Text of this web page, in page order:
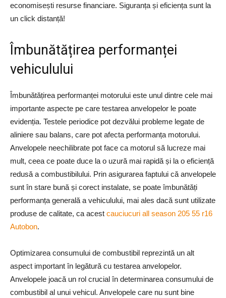
economisești resurse financiare. Siguranța și eficiența sunt la
un click distanță!
Îmbunătățirea performanței
vehiculului
Îmbunătățirea performanței motorului este unul dintre cele mai
importante aspecte pe care testarea anvelopelor le poate
evidenția. Testele periodice pot dezvălui probleme legate de
aliniere sau balans, care pot afecta performanța motorului.
Anvelopele neechilibrate pot face ca motorul să lucreze mai
mult, ceea ce poate duce la o uzură mai rapidă și la o eficiență
redusă a combustibilului. Prin asigurarea faptului că anvelopele
sunt în stare bună și corect instalate, se poate îmbunătăți
performanța generală a vehiculului, mai ales dacă sunt utilizate
produse de calitate, ca acest cauciucuri all season 205 55 r16
Autobon.
Optimizarea consumului de combustibil reprezintă un alt
aspect important în legătură cu testarea anvelopelor.
Anvelopele joacă un rol crucial în determinarea consumului de
combustibil al unui vehicul. Anvelopele care nu sunt bine